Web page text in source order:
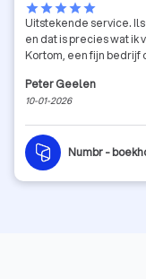
starstarstarstarstar
Uitstekende service.
en dat is precies wat ik
Kortom, een fijn bedrijf
Peter Geelen
10-01-2026
Numbr -